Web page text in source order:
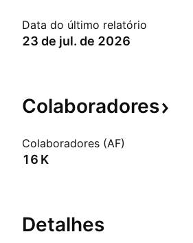
Data do último relatório
23 de jul. de 2026
Colaboradores
Colaboradores (AF)
‪16 K‬
Detalhes